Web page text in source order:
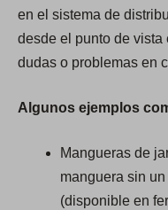
en el sistema de
desde el punto de
dudas o problemas en
Algunos ejemplos
Mangueras de
manguera sin
(disponible en